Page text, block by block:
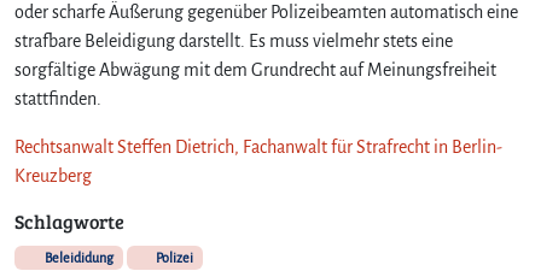
oder scharfe Äußerung gegenüber Polizeibeamten automatisch eine
strafbare Beleidigung darstellt. Es muss vielmehr stets eine
sorgfältige Abwägung mit dem Grundrecht auf Meinungsfreiheit
stattfinden.
Rechtsanwalt Steffen Dietrich, Fachanwalt für Strafrecht in Berlin-
Kreuzberg
Schlagworte
Beleididung Polizei